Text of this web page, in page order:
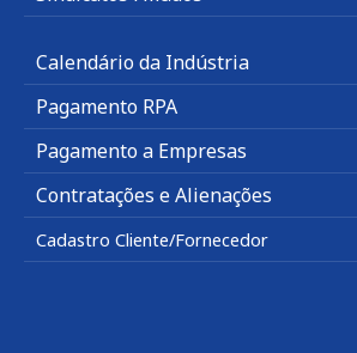
Calendário da Indústria
Pagamento RPA
Pagamento a Empresas
Contratações e Alienações
Cadastro Cliente/Fornecedor